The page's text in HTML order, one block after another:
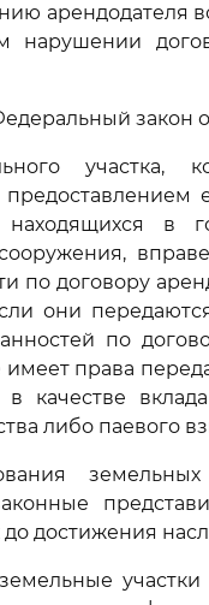
арендодателя
нарушении
закон
участка,
в
по договору
они
по
права
качестве
либо паевого
до достижения